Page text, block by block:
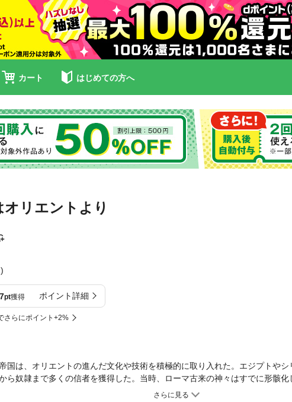
カート はじめての方へ
リエントより
7pt獲得 ポイント詳細
さらにポイント+2%
国は、オリエントの進んだ文化や技術を積極的に取り入れた。エジプトや
ら奴隷まで多くの信者を獲得した。当時、ローマ古来の神々はすでに形骸化
ていたのである。イシス信仰からバール神、キリスト教、グノーシス主義、占